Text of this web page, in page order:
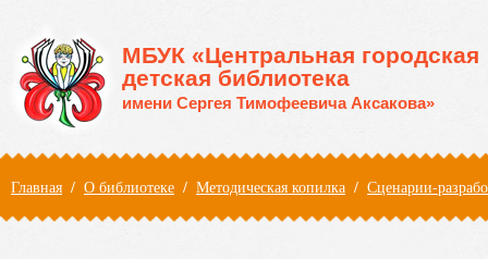
МБУК «Центральная городская
детская библиотека
имени Сергея Тимофеевича Аксакова»
Вы здесь
Главная / О библиотеке / Методическая копилка / Сценарии-